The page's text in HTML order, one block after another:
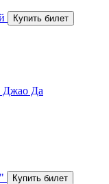
Джао Да